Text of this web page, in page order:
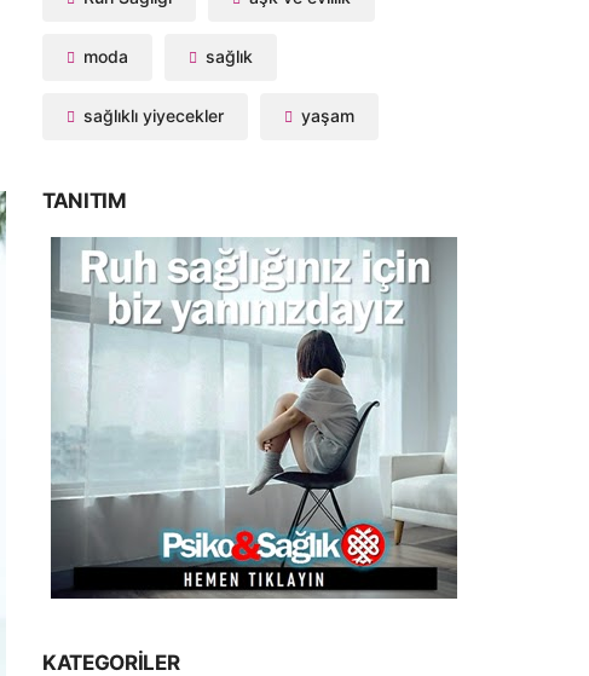
moda sağlık
sağlıklı yiyecekler yaşam
TANITIM
KATEGORILER